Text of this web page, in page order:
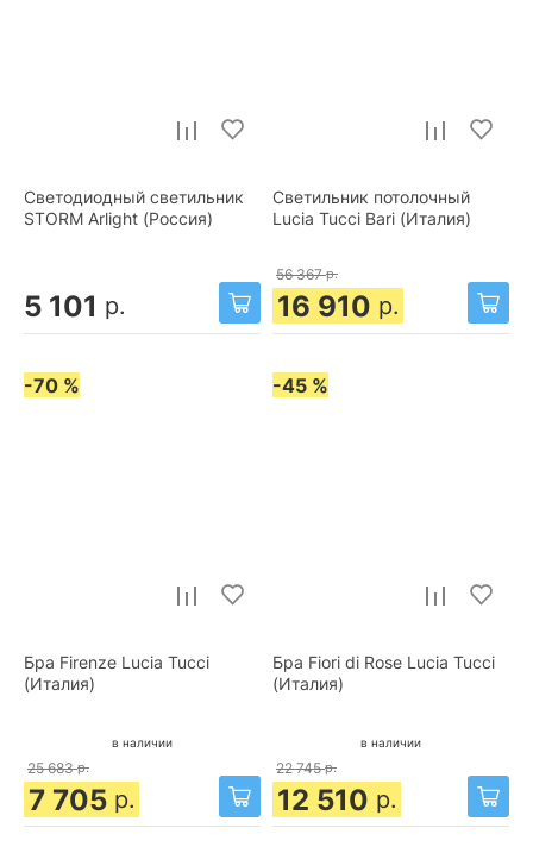
Светодиодный светильник
STORM Arlight (Россия)
5 101 р.
Светильник потолочный
Lucia Tucci Bari (Италия)
56 367 р.
16 910 р.
-70 %
Бра Firenze Lucia Tucci
(Италия)
в наличии
25 683 р.
7 705 р.
-45 %
Бра Fiori di Rose Lucia Tucci
(Италия)
в наличии
22 745 р.
12 510 р.